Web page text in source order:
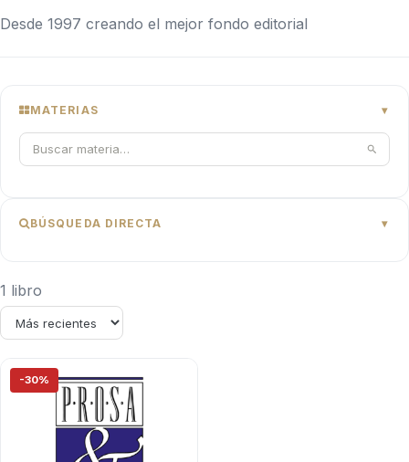
Desde 1997 creando el mejor fondo editorial
MATERIAS
BÚSQUEDA DIRECTA
1 libro
-30%